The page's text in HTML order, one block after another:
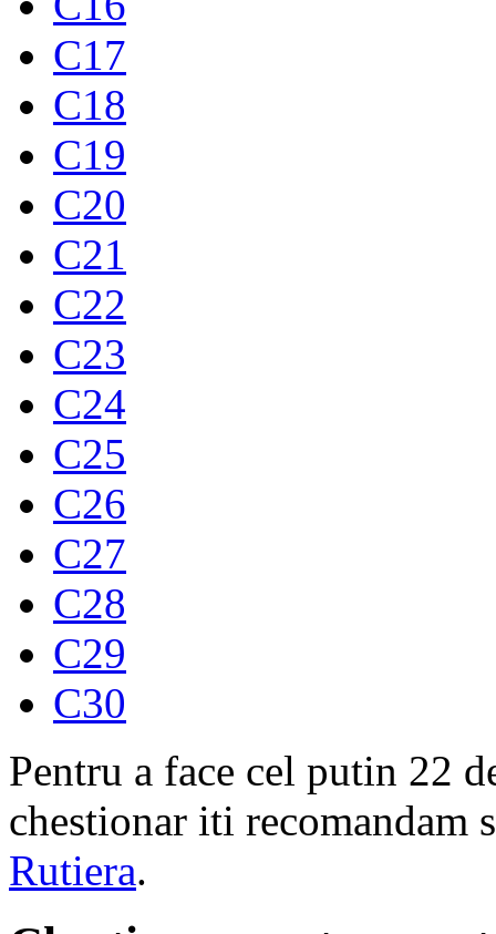
C17
C18
C19
C20
C21
C22
C23
C24
C25
C26
C27
C28
C29
C30
Pentru a face cel putin 22
chestionar iti
Rutiera.